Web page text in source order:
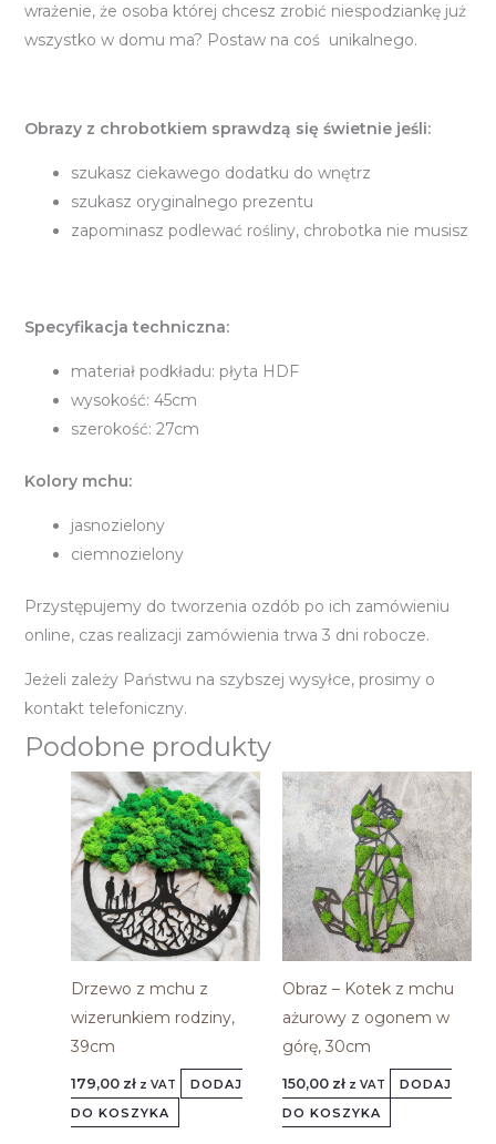
wrażenie, że osoba której chcesz zrobić niespodziankę już
wszystko w domu ma? Postaw na coś unikalnego.
Obrazy z chrobotkiem sprawdzą się świetnie jeśli:
szukasz ciekawego dodatku do wnętrz
szukasz oryginalnego prezentu
zapominasz podlewać rośliny, chrobotka nie musisz
Specyfikacja techniczna:
materiał podkładu: płyta HDF
wysokość: 45cm
szerokość: 27cm
Kolory mchu:
jasnozielony
ciemnozielony
Przystępujemy do tworzenia ozdób po ich zamówieniu
online, czas realizacji zamówienia trwa 3 dni robocze.
Jeżeli zależy Państwu na szybszej wysyłce, prosimy o
kontakt telefoniczny.
Podobne produkty
Drzewo z mchu z
wizerunkiem rodziny,
39cm
179,00 zł z VAT
DODAJ
DO KOSZYKA
Obraz – Kotek z mchu
ażurowy z ogonem w
górę, 30cm
150,00 zł z VAT
DODAJ
DO KOSZYKA